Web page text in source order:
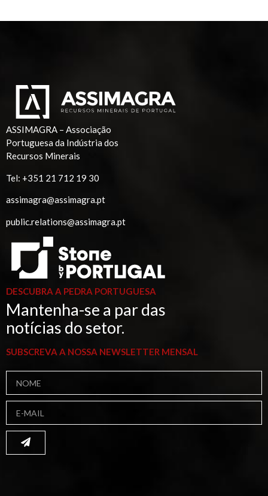
ASSIMAGRA – Associação
Portuguesa da Indústria dos
Recursos Minerais
Tel: +351 21 712 19 30
assimagra@assimagra.pt
public.relations@assimagra.pt
DESCUBRA A PEDRA PORTUGUESA
Mantenha-se a par das
notícias do setor.
SUBSCREVA A NOSSA NEWSLETTER MENSAL